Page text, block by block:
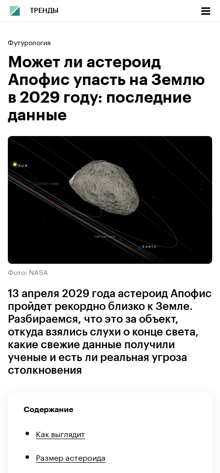
ТРЕНДЫ
Футурология
Может ли астероид
Апофис упасть на Землю
в 2029 году: последние
данные
Фото: NASA
13 апреля 2029 года астероид Апофис
пройдет рекордно близко к Земле.
Разбираемся, что это за объект,
откуда взялись слухи о конце света,
какие свежие данные получили
ученые и есть ли реальная угроза
столкновения
Содержание
Как выглядит
Размер астероида